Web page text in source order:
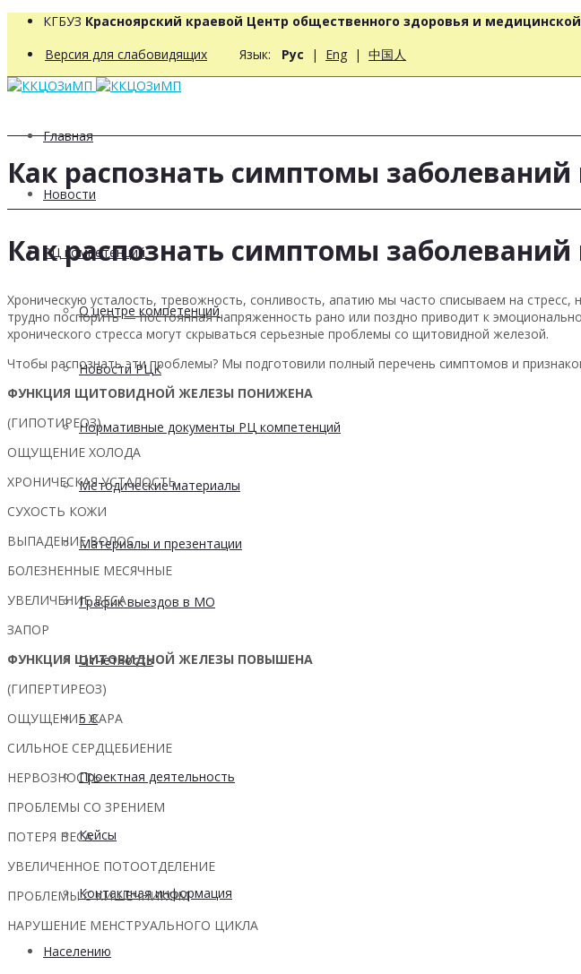
КГБУЗ Красноярский краевой Центр общественного здоровья и
Версия для слабовидящих Язык: Рус | Eng | 中国人
Главная
Новости
РЦ компетенций
О центре компетенций
Новости РЦК
Нормативные документы РЦ компетенций
Методические материалы
Материалы и презентации
График выездов в МО
Отчетность
5 С
Проектная деятельность
Кейсы
Контактная информация
Населению
Как распознать симптомы
Как распознать симптомы
Хроническую усталость, тревожность, сонливость, апатию мы часто списываем на
трудно поспорить — постоянная напряженность рано или поздно приводит к
хронического стресса могут скрываться серьезные проблемы со щитовидной железой.
Чтобы распознать эти проблемы? Мы подготовили полный перечень симптомов и
ФУНКЦИЯ ЩИТОВИДНОЙ ЖЕЛЕЗЫ ПОНИЖЕНА
(ГИПОТИРЕОЗ)
ОЩУЩЕНИЕ ХОЛОДА
ХРОНИЧЕСКАЯ УСТАЛОСТЬ
СУХОСТЬ КОЖИ
ВЫПАДЕНИЕ ВОЛОС
БОЛЕЗНЕННЫЕ МЕСЯЧНЫЕ
УВЕЛИЧЕНИЕ ВЕСА
ЗАПОР
ФУНКЦИЯ ЩИТОВИДНОЙ ЖЕЛЕЗЫ ПОВЫШЕНА
(ГИПЕРТИРЕОЗ)
ОЩУЩЕНИЕ ЖАРА
СИЛЬНОЕ СЕРДЦЕБИЕНИЕ
НЕРВОЗНОСТЬ
ПРОБЛЕМЫ СО ЗРЕНИЕМ
ПОТЕРЯ ВЕСА
УВЕЛИЧЕННОЕ ПОТООТДЕЛЕНИЕ
ПРОБЛЕМЫ С КИШЕЧНИКОМ
НАРУШЕНИЕ МЕНСТРУАЛЬНОГО ЦИКЛА